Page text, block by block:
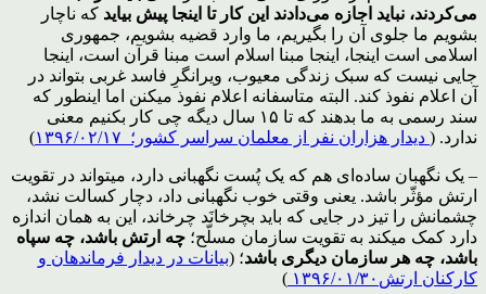
می‌کردند، نباید اجازه می‌دادند این کار تا اینجا پیش بیاید که ناچار
بشویم ما جلوی آن را بگیریم، ما وارد قضیه بشویم، جمهوری
اسلامی است اینجا، اینجا مبنا اسلام است مبنا قرآن است، اینجا
جایی نیست که سبک زندگی معیوب، ویرانگرِ فاسد غربی بتواند در
آن اعلام نفوذ کند. البته متاسفانه اعلام نفوذ میکنن اما اینطور که
سند رسمی به ما بدهند که تا ۱۵ سال دیگه چی کار بکنیم معنی
ندارد. ( دیدار هزاران نفر از معلمان سراسر کشور؛ ۱۳۹۶/۰۲/۱۷ )
– یک نگهبان ساده‌ای هم که یک پُست نگهبانی دارد، میتواند در تقویت
ارتش مؤثّر باشد. یعنی وقتی خوب نگهبانی داد، دچار کسالت نشد،
چشمانش را تیز در جایی که باید بچرخانَد چرخاند، این به همان اندازه
دارد کمک میکند به تقویت سازمان مسلّح؛ چه ارتش باشد، چه سپاه
باشد، چه هر سازمان دیگری باشد؛ (بیانات در دیدار فرماندهان و
کارکنان ارتش۱۳۹۶/۰۱/۳۰
)